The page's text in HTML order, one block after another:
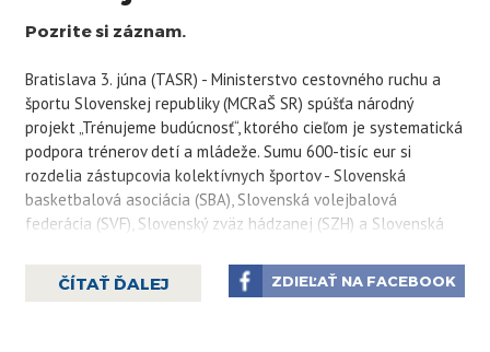
Pozrite si záznam.
Bratislava 3. júna (TASR) - Ministerstvo cestovného ruchu a
športu Slovenskej republiky (MCRaŠ SR) spúšťa národný
projekt „Trénujeme budúcnosť“, ktorého cieľom je systematická
podpora trénerov detí a mládeže. Sumu 600-tisíc eur si
rozdelia zástupcovia kolektívnych športov - Slovenská
basketbalová asociácia (SBA), Slovenská volejbalová
federácia (SVF), Slovenský zväz hádzanej (SZH) a Slovenská
požiadaviek športových zväzov a je výsledkom rokovaní s
MCRaŠ. Dostupné finančné prostriedky budú nasmerované
ČÍTAŤ ĎALEJ ZDIEĽAŤ NA FACEBOOK